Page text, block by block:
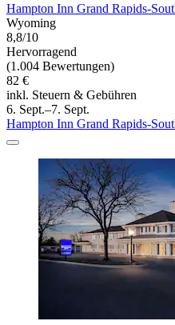
Hampton Inn Grand Rapids-
Wyoming
8,8/10
Hervorragend
(1.004 Bewertungen)
82 €
inkl. Steuern & Gebühren
6. Sept.–7. Sept.
Hampton Inn Grand Rapids-